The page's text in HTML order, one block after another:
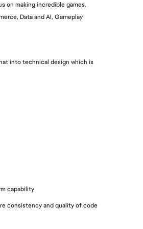
on making incredible games.
Data and AI, Gameplay
into technical design which is
capability
consistency and quality of code